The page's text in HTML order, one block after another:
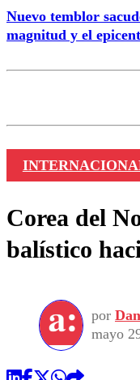
Nuevo temblor
magnitud y el
Corea del
balístico
por
mayo